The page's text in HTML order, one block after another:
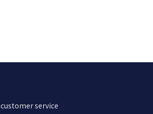
customer service